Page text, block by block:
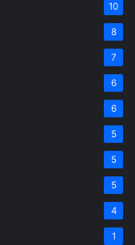
10
8
7
6
6
5
5
5
4
1